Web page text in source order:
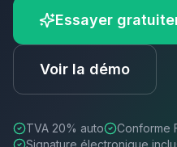
Essayer
Voir la démo
TVA 20% auto
Conforme
Signature électronique